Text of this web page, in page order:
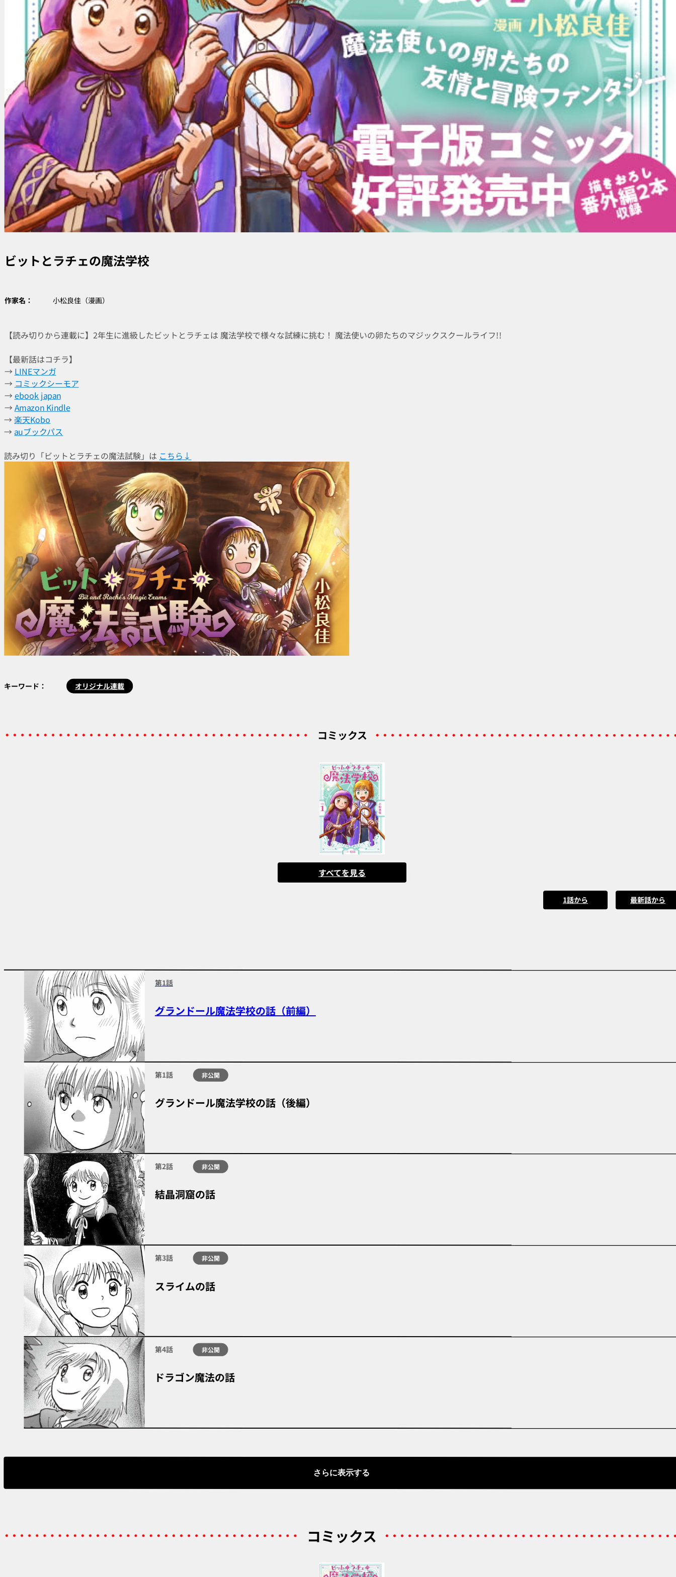
ビットとラチェの魔法学校
作家名： 小松良佳（漫画）
【読み切りから連載に】2年生に進級したビットとラチェは 魔法学校で様々な試練に挑む！ 魔法使いの卵たちのマジックスクールライフ!!
【最新話はコチラ】
→ LINEマンガ
→ コミックシーモア
→ ebook japan
→ Amazon Kindle
→楽天Kobo
→ auブックパス
読み切り「ビットとラチェの魔法試験」は こちら↓
キーワード： オリジナル連載
コミックス
すべてを見る
1話から 最新話から
第1話
グランドール魔法学校の話（前編）
第1話 非公開
グランドール魔法学校の話（後編）
第2話 非公開
結晶洞窟の話
第3話 非公開
スライムの話
第4話 非公開
ドラゴン魔法の話
さらに表示する
コミックス